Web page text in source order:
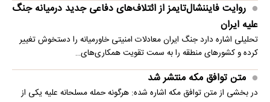
روایت فایننشال‌تایمز از ائتلاف‌های دفاعی جدید درمیانه جنگ
علیه ایران
تحلیلی اشاره دارد جنگ ایران معادلات امنیتی خاورمیانه را دستخوش تغییر
کرده و کشورهای منطقه را به سمت تقویت همکاری‌های…
متن توافق مکه منتشر شد
در بخشی از متن توافق مکه اشاره شده: هرگونه حمله مسلحانه علیه یکی از